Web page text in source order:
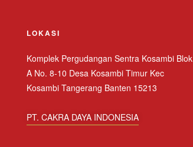
LOKASI
Komplek Pergudangan Sentra Kosambi Blok
A No. 8-10 Desa Kosambi Timur Kec
Kosambi Tangerang Banten 15213
PT. CAKRA DAYA INDONESIA